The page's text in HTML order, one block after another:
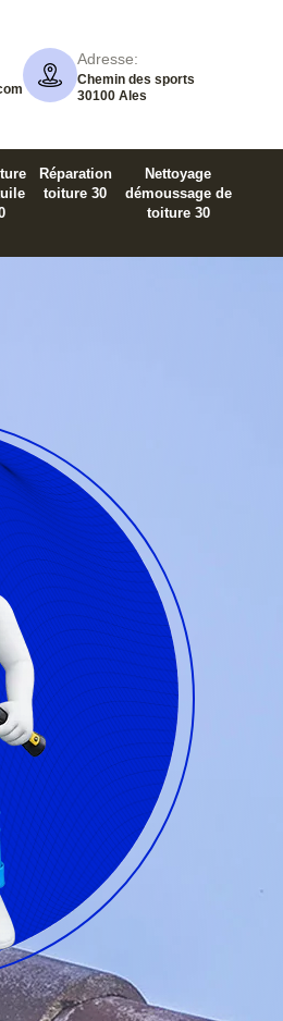
Adresse:
Chemin des sports
30100 Ales
Réparation
toiture 30
Nettoyage
démoussage de
toiture 30